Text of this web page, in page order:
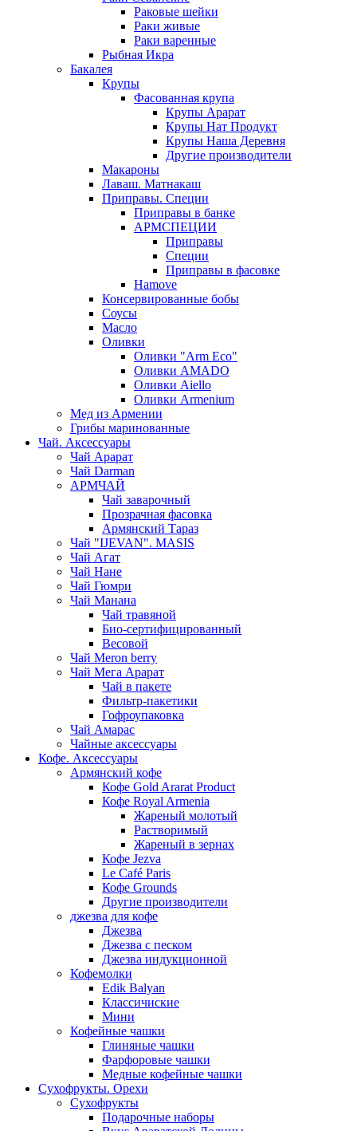
Раковые шейки
Раки живые
Раки варенные
Рыбная Икра
Бакалея
Крупы
Фасованная крупа
Крупы Арарат
Крупы Нат Продукт
Крупы Наша Деревня
Другие производители
Макароны
Лаваш. Матнакаш
Приправы. Специи
Приправы в банке
АРМСПЕЦИИ
Приправы
Специи
Приправы в фасовке
Hamove
Консервированные бобы
Соусы
Масло
Оливки
Оливки "Arm Eco"
Оливки AMADO
Оливки Aiello
Оливки Armenium
Мед из Армении
Грибы маринованные
Чай. Аксессуары
Чай Арарат
Чай Darman
АРМЧАЙ
Чай заварочный
Прозрачная фасовка
Армянский Тараз
Чай "IJEVAN". MASIS
Чай Агат
Чай Нане
Чай Гюмри
Чай Манана
Чай травяной
Био-сертифицированный
Весовой
Чай Meron berry
Чай Мега Арарат
Чай в пакете
Фильтр-пакетики
Гофроупаковка
Чай Амарас
Чайные аксессуары
Кофе. Аксессуары
Армянский кофе
Кофе Gold Ararat Product
Кофе Royal Armenia
Жареный молотый
Растворимый
Жареный в зернах
Кофе Jezva
Le Café Paris
Кофе Grounds
Другие производители
джезва для кофе
Джезва
Джезва с песком
Джезва индукционной
Кофемолки
Edik Balyan
Классичиские
Мини
Кофейные чашки
Глиняные чашки
Фарфоровые чашки
Медные кофейные чашки
Сухофрукты. Орехи
Сухофрукты
Подарочные наборы